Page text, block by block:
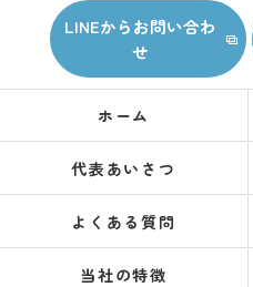
LINEからお問い合わ
せ
ホーム
代表あいさつ
よくある質問
当社の特徴